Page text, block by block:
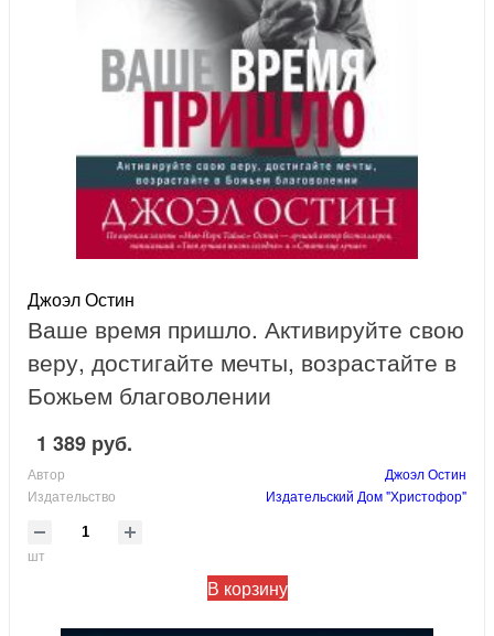
Джоэл Остин
Ваше время пришло. Активируйте свою
веру, достигайте мечты, возрастайте в
Божьем благоволении
1 389 руб.
Автор
Джоэл Остин
Издательство
Издательский Дом "Христофор"
шт
В корзину